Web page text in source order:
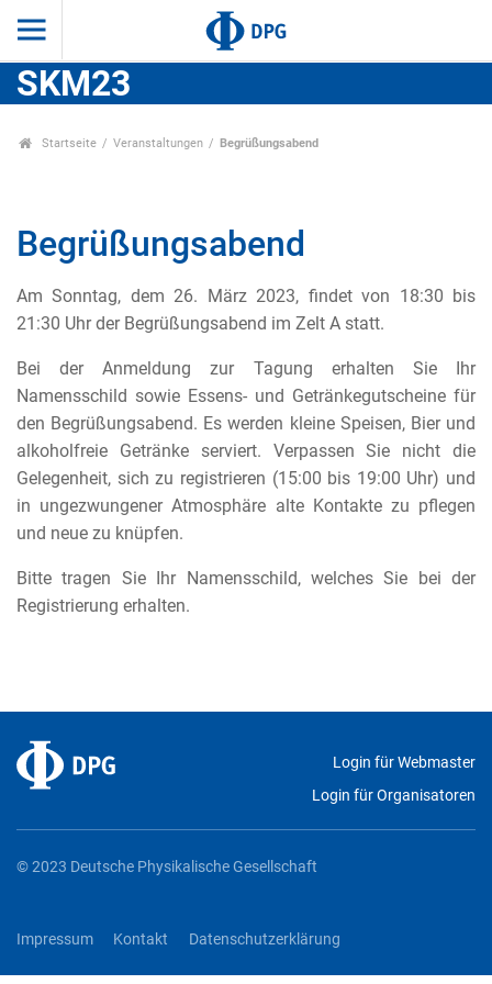
SKM23
Startseite Veranstaltungen Begrüßungsabend
Begrüßungsabend
Am Sonntag, dem 26. März 2023, findet von 18:30 bis
21:30 Uhr der Begrüßungsabend im Zelt A statt.
Bei der Anmeldung zur Tagung erhalten Sie Ihr
Namensschild sowie Essens- und Getränkegutscheine für
den Begrüßungsabend. Es werden kleine Speisen, Bier und
alkoholfreie Getränke serviert. Verpassen Sie nicht die
Gelegenheit, sich zu registrieren (15:00 bis 19:00 Uhr) und
in ungezwungener Atmosphäre alte Kontakte zu pflegen
und neue zu knüpfen.
Bitte tragen Sie Ihr Namensschild, welches Sie bei der
Registrierung erhalten.
Login für Webmaster
Login für Organisatoren
© 2023 Deutsche Physikalische Gesellschaft
Impressum Kontakt Datenschutzerklärung